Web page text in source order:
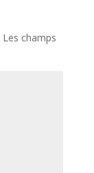
Les champs